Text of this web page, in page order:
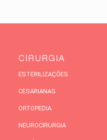
CIRURGIA
ESTERILIZAÇÕES
CESARIANAS
ORTOPEDIA
NEUROCIRURGIA